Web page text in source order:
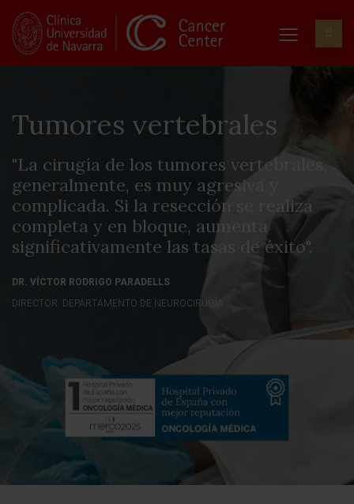
Tumores vertebrales
"La cirugía de los tumores vertebrales,
generalmente, es muy agresiva y
complicada. Si la resección se realiza
completa y en bloque, aumenta
significativamente las tasas de éxito".
DR. VÍCTOR RODRIGO PARADELLS
DIRECTOR. DEPARTAMENTO DE NEUROCIRUGÍA